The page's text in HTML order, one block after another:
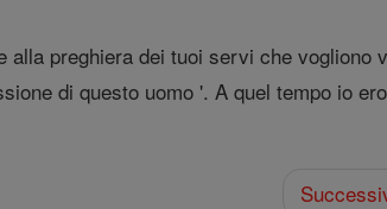
preghiera dei tuoi servi che vogliono
di questo uomo '. A quel tempo io